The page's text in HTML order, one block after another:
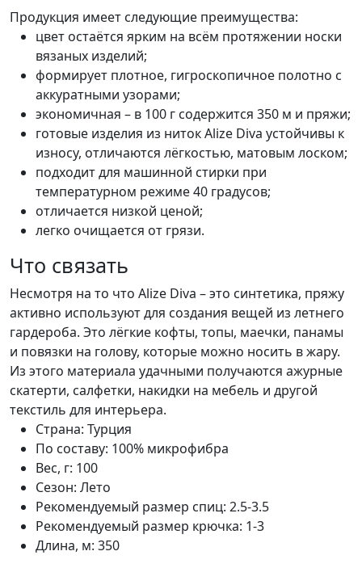
Продукция имеет следующие преимущества:
цвет остаётся ярким на всём протяжении носки
вязаных изделий;
формирует плотное, гигроскопичное полотно с
аккуратными узорами;
экономичная – в 100 г содержится 350 м и пряжи;
готовые изделия из ниток Alize Diva устойчивы к
износу, отличаются лёгкостью, матовым лоском;
подходит для машинной стирки при
температурном режиме 40 градусов;
отличается низкой ценой;
легко очищается от грязи.
Что связать
Несмотря на то что Alize Diva – это синтетика, пряжу
активно используют для создания вещей из летнего
гардероба. Это лёгкие кофты, топы, маечки, панамы
и повязки на голову, которые можно носить в жару.
Из этого материала удачными получаются ажурные
скатерти, салфетки, накидки на мебель и другой
текстиль для интерьера.
Страна: Турция
По составу: 100% микрофибра
Вес, г: 100
Сезон: Лето
Рекомендуемый размер спиц: 2.5-3.5
Рекомендуемый размер крючка: 1-3
Длина, м: 350